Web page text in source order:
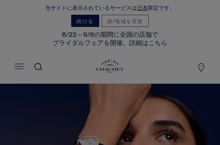
当サイトに表示されているサービスは 日本限定です。
続ける 国/地域を変更
8/22～9/6の期間に全国の店舗で
ブライダルフェアを開催。詳細はこちら
Shop now